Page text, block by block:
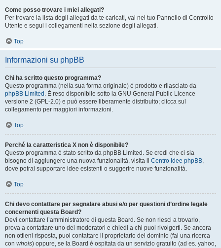
Come posso trovare i miei allegati?
Per trovare la lista degli allegati da te caricati, vai nel tuo Pannello di Controllo
Utente e segui i collegamenti nella sezione degli allegati.
Top
Informazioni su phpBB
Chi ha scritto questo programma?
Questo programma (nella sua forma originale) è prodotto e rilasciato da
phpBB Limited . È reso disponibile sotto la GNU General Public Licence
versione 2 (GPL-2.0) e può essere liberamente distribuito; clicca sul
collegamento per maggiori informazioni.
Top
Perché la caratteristica X non è disponibile?
Questo programma è stato scritto da phpBB Limited. Se credi che ci sia
bisogno di aggiungere una nuova funzionalità, visita il Centro Idee phpBB,
dove potrai supportare idee esistenti o suggerire nuove funzionalità.
Top
Chi devo contattare per segnalare abusi e/o per questioni d’ordine legale
concernenti questa Board?
Devi contattare l’amministratore di questa Board. Se non riesci a trovarlo,
prova a contattare uno dei moderatori e chiedi a chi puoi rivolgerti. Se ancora
non ottieni risposta, puoi contattare il proprietario del dominio (fai una ricerca
con whois) oppure, se la Board è ospitata da un servizio gratuito (ad es. yahoo,